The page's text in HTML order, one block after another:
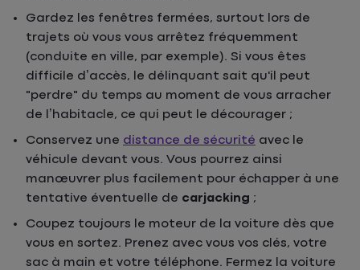
Gardez les fenêtres fermées, surtout lors de
trajets où vous vous arrêtez fréquemment
(conduite en ville, par exemple). Si vous êtes
difficile d’accès, le délinquant sait qu'il peut
"perdre" du temps au moment de vous arracher
de l’habitacle, ce qui peut le décourager ;
Conservez une distance de sécurité avec le
véhicule devant vous. Vous pourrez ainsi
manœuvrer plus facilement pour échapper à une
tentative éventuelle de carjacking ;
Coupez toujours le moteur de la voiture dès que
vous en sortez. Prenez avec vous vos clés, votre
sac à main et votre téléphone. Fermez la voiture